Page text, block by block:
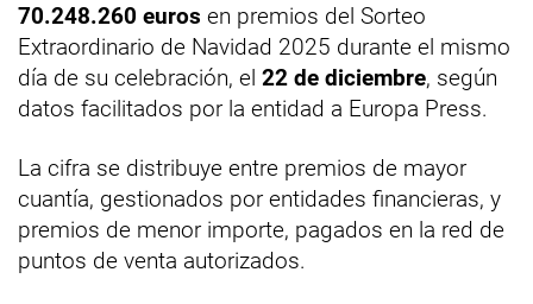
70.248.260 euros en premios del Sorteo
Extraordinario de Navidad 2025 durante el mismo
día de su celebración, el 22 de diciembre, según
datos facilitados por la entidad a Europa Press.
La cifra se distribuye entre premios de mayor
cuantía, gestionados por entidades financieras, y
premios de menor importe, pagados en la red de
puntos de venta autorizados.